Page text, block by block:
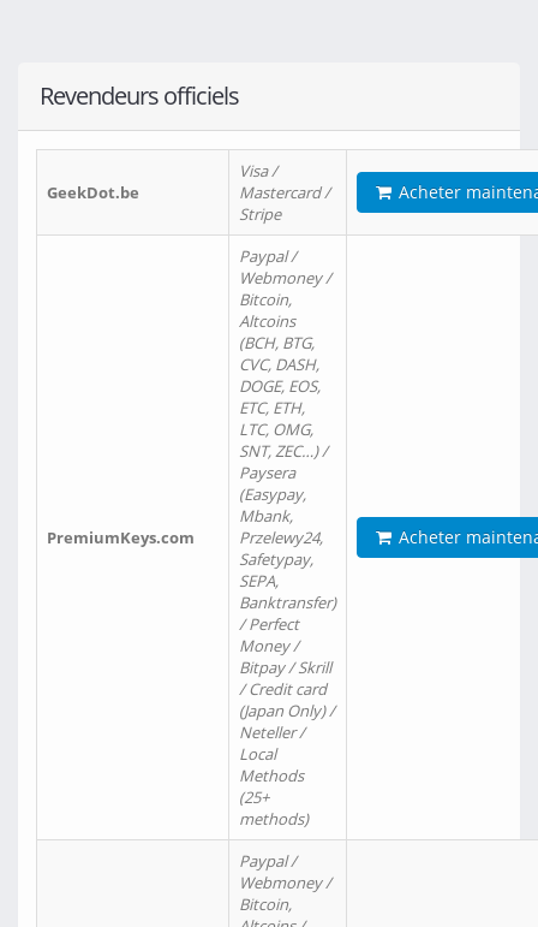
Revendeurs officiels
GeekDot.be
Visa /
Mastercard /
Stripe
Acheter
PremiumKeys.com
Paypal /
Webmoney /
Bitcoin,
Altcoins
(BCH, BTG,
CVC, DASH,
DOGE, EOS,
ETC, ETH,
LTC, OMG,
SNT, ZEC…) /
Paysera
(Easypay,
Mbank,
Przelewy24,
Safetypay,
SEPA,
Banktransfer)
/ Perfect
Money /
Bitpay / Skrill
/ Credit card
(Japan Only) /
Neteller /
Local
Methods
(25+
methods)
Acheter
Paypal /
Webmoney /
Bitcoin,